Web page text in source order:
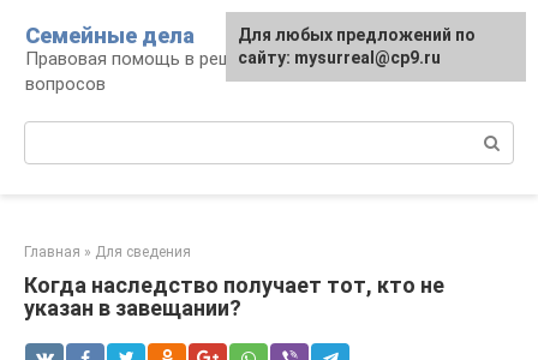
контенту
Семейные дела
Правовая помощь в решении семейных
вопросов
Главная » Для сведения
Когда наследство получает тот, кто не
указан в завещании?
Для любых предложений по
сайту: mysurreal@cp9.ru